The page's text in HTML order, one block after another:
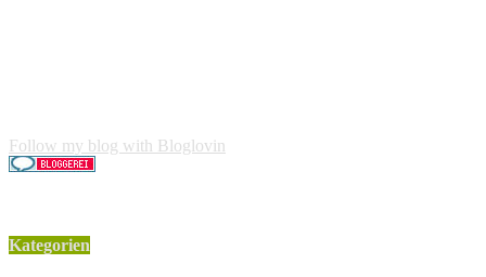
Follow my blog with Bloglovin
Kategorien